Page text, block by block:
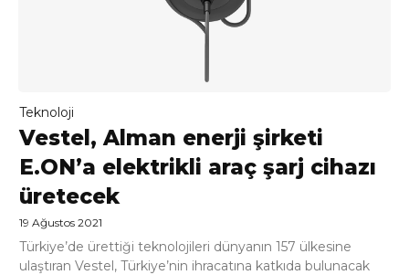
Teknoloji
Vestel, Alman enerji şirketi
E.ON’a elektrikli araç şarj cihazı
üretecek
19 Ağustos 2021
Türkiye’de ürettiği teknolojileri dünyanın 157 ülkesine
ulaştıran Vestel, Türkiye’nin ihracatına katkıda bulunacak